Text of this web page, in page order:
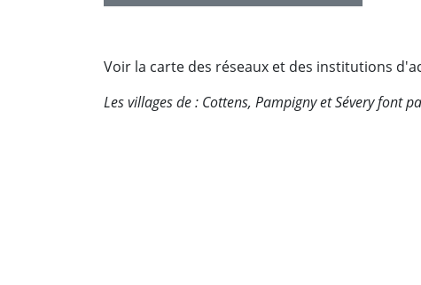
Voir la carte des réseaux et des institutions
Les villages de : Cottens, Pampigny et Sévery font